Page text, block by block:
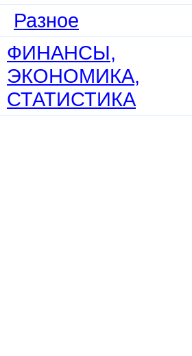
Разное
ФИНАНСЫ,
ЭКОНОМИКА,
СТАТИСТИКА